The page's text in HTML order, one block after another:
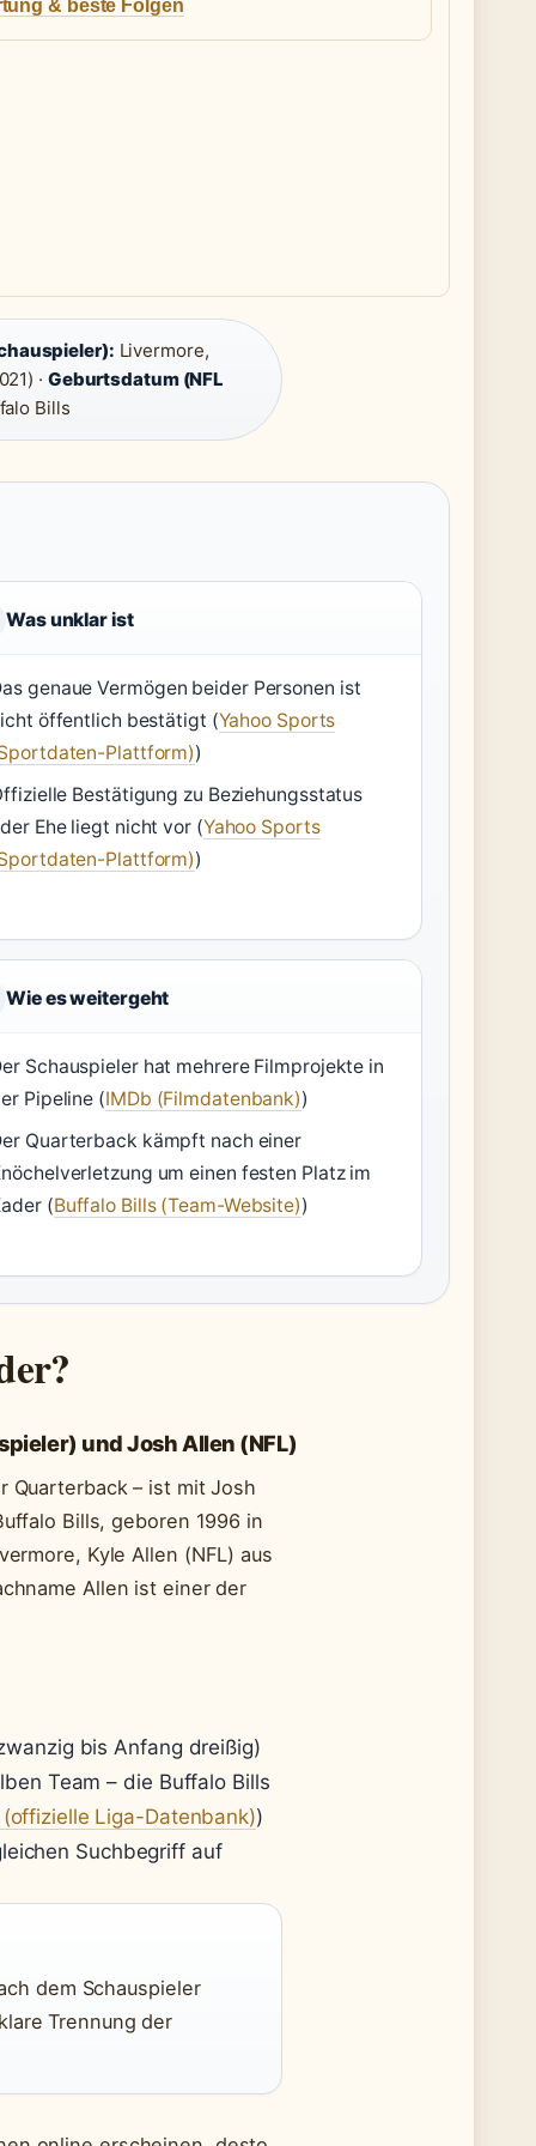
& beste Folgen
Livermore,
· Geburtsdatum (NFL
Bills
Was unklar ist
genaue Vermögen beider Personen ist
öffentlich bestätigt (Yahoo Sports
Plattform))
Bestätigung zu Beziehungsstatus
Ehe liegt nicht vor (Yahoo Sports
Plattform))
Wie es weitergeht
Schauspieler hat mehrere Filmprojekte in
Pipeline (IMDb (Filmdatenbank))
Quarterback kämpft nach einer
um einen festen Platz im
(Buffalo Bills (Team-Website))
und Josh Allen (NFL)
Quarterback – ist mit Josh
Bills, geboren 1996 in
Kyle Allen (NFL) aus
Allen ist einer der
bis Anfang dreißig)
Team – die Buffalo Bills
Liga-Datenbank))
Suchbegriff auf
dem Schauspieler
Trennung der